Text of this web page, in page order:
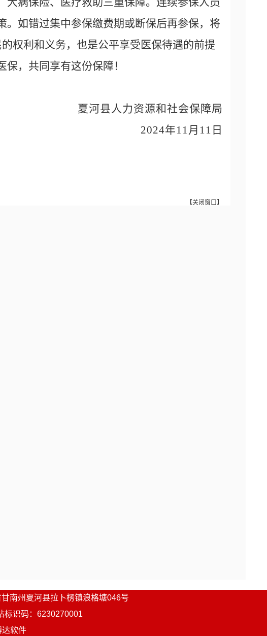
如错过集中参保缴费期或断保后再参保，将
权利和义务，也是公平享受医保待遇的前提
，共同享有这份保障！
夏河县人力资源和社会保障局
2024年11月11日
【关闭窗口】
南州夏河县拉卜楞镇浪格塘046号
标识码：6230270001
达软件